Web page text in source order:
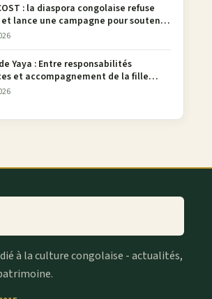
: la diaspora congolaise refuse
lance une campagne pour soutenir
FONAREV depuis Bruxelles
Yaya : Entre responsabilités
et accompagnement de la fille
diaspora en débat
à la culture congolaise - actualités,